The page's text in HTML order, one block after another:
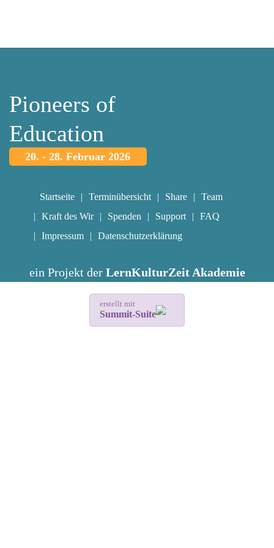
Pioneers of
Education
20. - 28. Februar 2026
Startseite Terminübersicht Share
Team
Kraft des Wir
Spenden Support
FAQ
Impressum
Datenschutzerklärung
ein Projekt der LernKulturZeit Akademie
erstellt mit
Summit-Suite